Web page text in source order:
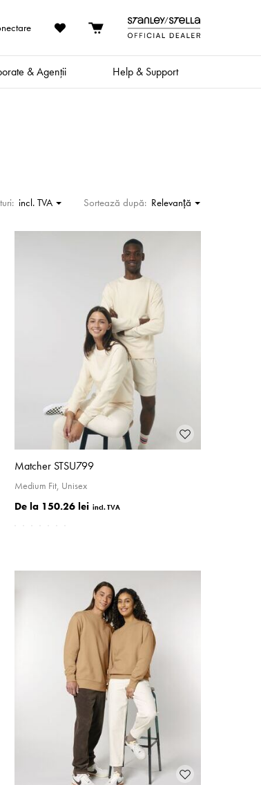
& Agenții Help & Support
incl. TVA Sortează după: Relevanţă
Matcher STSU799
Medium Fit, Unisex
150.26 lei